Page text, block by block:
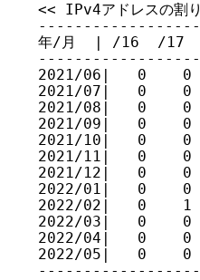
<< IPv4アドレスの割
年/月  | /16  /17
2021/06|   0
2021/07|   0
2021/08|   0
2021/09|   0
2021/10|   0
2021/11|   0
2021/12|   0
2022/01|   0
2022/02|   0
2022/03|   0
2022/04|   0
2022/05|   0